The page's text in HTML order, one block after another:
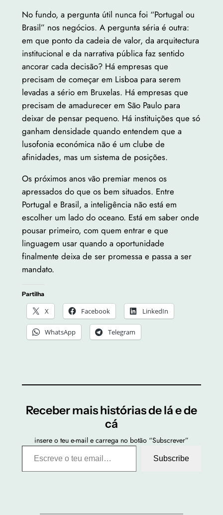
No fundo, a pergunta útil nunca foi “Portugal ou
Brasil” nos negócios. A pergunta séria é outra:
em que ponto da cadeia de valor, da arquitectura
institucional e da narrativa pública faz sentido
ancorar cada decisão? Há empresas que
precisam de começar em Lisboa para serem
levadas a sério em Bruxelas. Há empresas que
precisam de amadurecer em São Paulo para
deixar de pensar pequeno. Há instituições que só
ganham densidade quando entendem que a
lusofonia económica não é um clube de
afinidades, mas um sistema de posições.
Os próximos anos vão premiar menos os
apressados do que os bem situados. Entre
Portugal e Brasil, a inteligência não está em
escolher um lado do oceano. Está em saber onde
pousar primeiro, com quem entrar e que
linguagem usar quando a oportunidade
finalmente deixa de ser promessa e passa a ser
mandato.
Partilha
X Facebook LinkedIn
WhatsApp Telegram
Receber mais histórias de lá e de
cá
insere o teu e-mail e carrega no botão “Subscrever”
Escreve o teu email…
Subscribe